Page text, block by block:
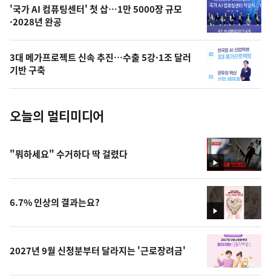
오
의
사
진
'국가 AI 컴퓨팅센터' 첫 삽…1만 5000장 규모
·2028년 완공
3대 메가프로젝트 신속 추진…수출 5강·1조 달러
기반 구축
오늘의 멀티미디어
영
상
"뭐하세요" 수거하다 딱 걸렸다
영
상
6.7% 인상의 결과는요?
2027년 9월 신청분부터 달라지는 '근로장려금'